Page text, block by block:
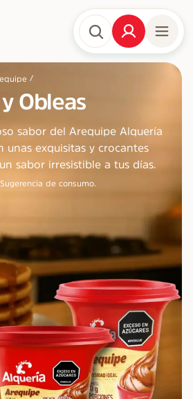
/
Obleas
sabor del Arequipe Alquería
unas exquisitas y crocantes
sabor irresistible a tus días.
de consumo.